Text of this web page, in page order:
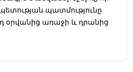
պատմությունը
օրվանից առաջի և դրանից